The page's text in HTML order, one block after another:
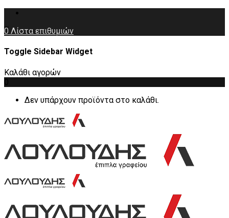
0 Λίστα επιθυμιών
Toggle Sidebar Widget
Καλάθι αγορών
Δεν υπάρχουν προϊόντα στο καλάθι.